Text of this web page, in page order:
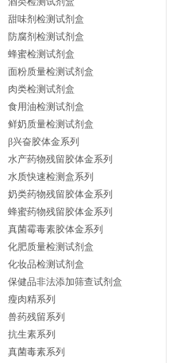
甜味剂检测试剂盒
防腐剂检测试剂盒
蜂蜜检测试剂盒
面粉质量检测试剂盒
肉类检测试剂盒
食用油检测试剂盒
鲜奶质量检测试剂盒
β兴奋胶体金系列
水产药物残留胶体金系列
水质快速检测盒系列
奶类药物残留胶体金系列
蜂蜜药物残留胶体金系列
真菌霉毒素胶体金系列
化肥质量检测试剂盒
化妆品检测试剂盒
保健品非法添加筛查试剂盒
瘦肉精系列
兽药残留系列
抗生素系列
真菌毒素系列